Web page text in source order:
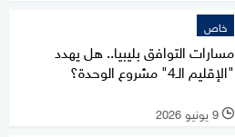
خاص
مسارات التوافق بليبيا.. هل يهدد
"الإقليم الـ4" مشروع الوحدة؟
l 9 يونيو 2026